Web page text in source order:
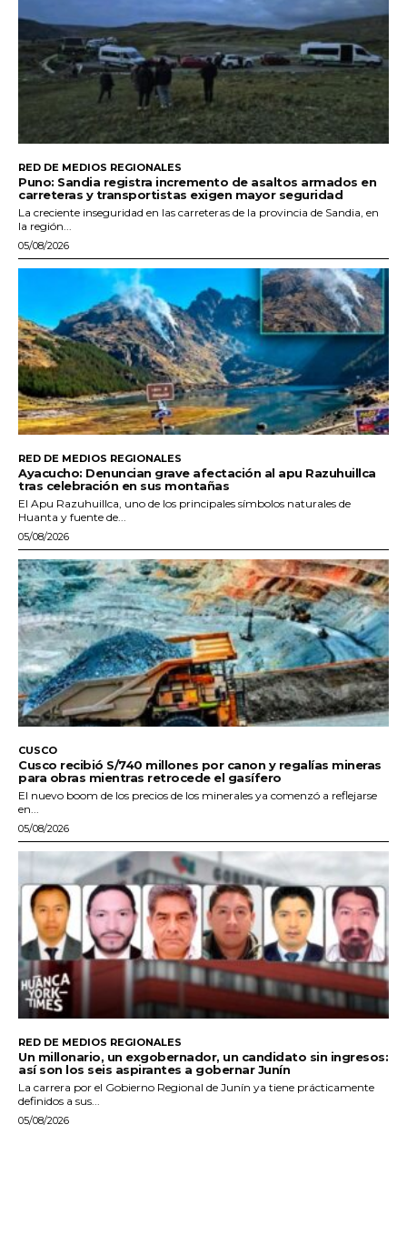
RED DE MEDIOS REGIONALES
Puno: Sandia registra incremento de asaltos armados en
carreteras y transportistas exigen mayor seguridad
La creciente inseguridad en las carreteras de la provincia de Sandia, en
la región...
05/08/2026
RED DE MEDIOS REGIONALES
Ayacucho: Denuncian grave afectación al apu Razuhuillca
tras celebración en sus montañas
El Apu Razuhuillca, uno de los principales símbolos naturales de
Huanta y fuente de...
05/08/2026
CUSCO
Cusco recibió S/740 millones por canon y regalías mineras
para obras mientras retrocede el gasífero
El nuevo boom de los precios de los minerales ya comenzó a reflejarse
en...
05/08/2026
RED DE MEDIOS REGIONALES
Un millonario, un exgobernador, un candidato sin ingresos:
así son los seis aspirantes a gobernar Junín
La carrera por el Gobierno Regional de Junín ya tiene prácticamente
definidos a sus...
05/08/2026